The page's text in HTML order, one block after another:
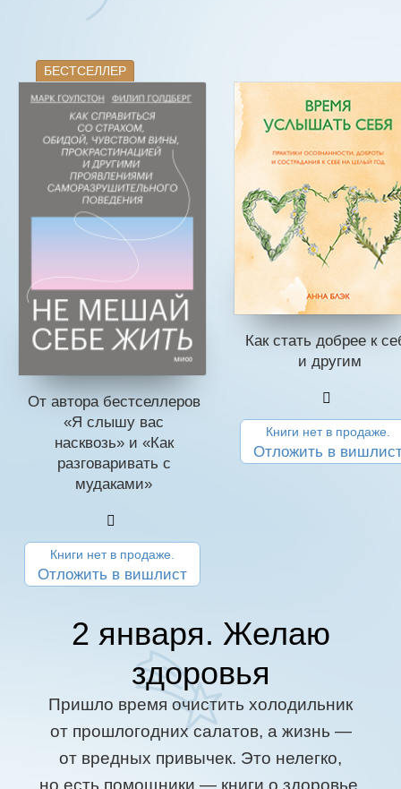
БЕСТСЕЛЛЕР
От автора бестселлеров
«Я слышу вас
насквозь» и «Как
разговаривать с
мудаками»
Книги нет в продаже.
Отложить в вишлист
Как стать добрее к
и другим
Книги нет в продаже.
Отложить в
2 января. Желаю
здоровья
Пришло время очистить холодильник
от прошлогодних салатов, а жизнь —
от вредных привычек. Это нелегко,
но есть помощники — книги о здоровье,